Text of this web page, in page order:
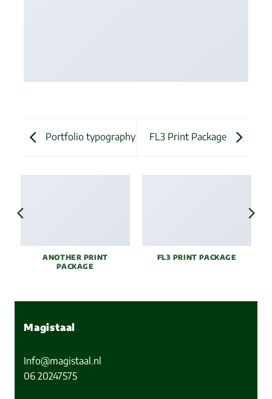
Portfolio typography FL3 Print Package
ANOTHER PRINT
PACKAGE
FL3 PRINT PACKAGE
Magistaal
Info@magistaal.nl
06 20247575